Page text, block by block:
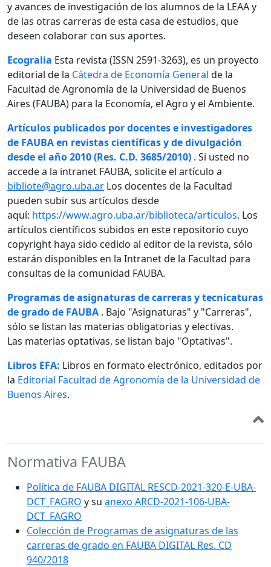
y avances de investigación de los alumnos de la LEAA y
de las otras carreras de esta casa de estudios, que
deseen colaborar con sus aportes.
Ecogralia Esta revista (ISSN 2591-3263), es un proyecto
editorial de la Cátedra de Economía General de la
Facultad de Agronomía de la Universidad de Buenos
Aires (FAUBA) para la Economía, el Agro y el Ambiente.
Artículos publicados por docentes e investigadores
de FAUBA en revistas científicas y de divulgación
desde el año 2010 (Res. C.D. 3685/2010) . Si usted no
accede a la intranet FAUBA, solicite el artículo a
bibliote@agro.uba.ar Los docentes de la Facultad
pueden subir sus artículos desde
aquí: https://www.agro.uba.ar/biblioteca/articulos. Los
artículos científicos subidos en este repositorio cuyo
copyright haya sido cedido al editor de la revista, sólo
estarán disponibles en la Intranet de la Facultad para
consultas de la comunidad FAUBA.
Programas de asignaturas de carreras y tecnicaturas
de grado de FAUBA . Bajo "Asignaturas" y "Carreras",
sólo se listan las materias obligatorias y electivas.
Las materias optativas, se listan bajo "Optativas".
Libros EFA: Libros en formato electrónico, editados por
la Editorial Facultad de Agronomía de la Universidad de
Buenos Aires.
Normativa FAUBA
Política de FAUBA DIGITAL RESCD-2021-320-E-UBA-
DCT_FAGRO y su anexo ARCD-2021-106-UBA-
DCT_FAGRO
Colección de Programas de asignaturas de las
carreras de grado en FAUBA DIGITAL Res. CD
940/2018